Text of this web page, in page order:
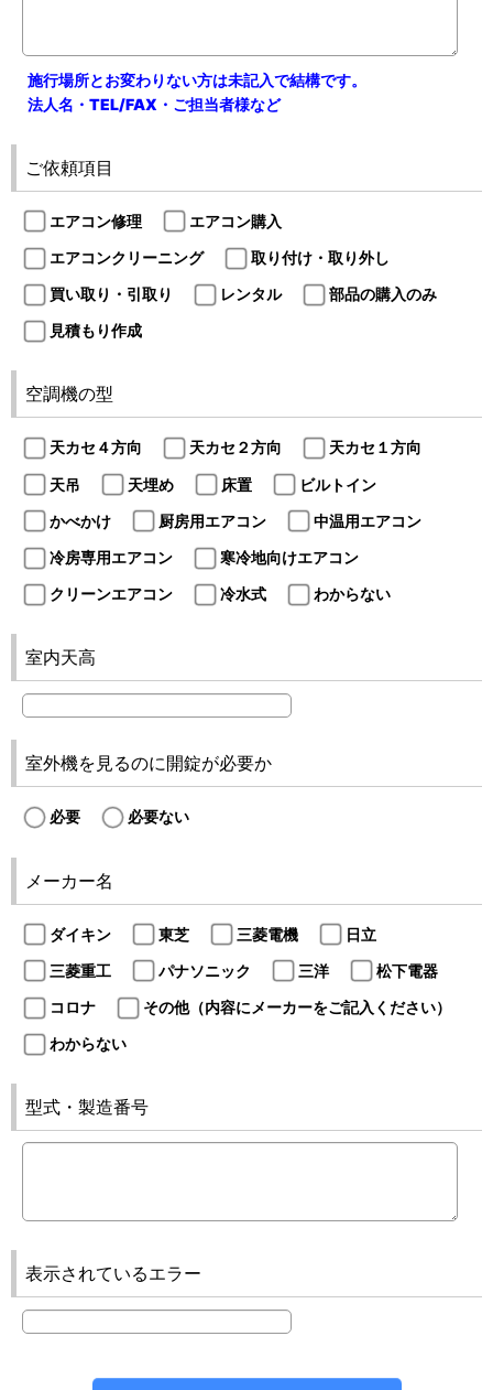
施行場所とお変わりない方は未記入で結構です。
法人名・TEL/FAX・ご担当者様など
ご依頼項目
エアコン修理
エアコン購入
エアコンクリーニング
取り付け・取り外し
買い取り・引取り
レンタル
部品の購入のみ
見積もり作成
空調機の型
天カセ４方向 天カセ２方向
天カセ１方向
天吊
天埋め 床置
ビルトイン
かべかけ
厨房用エアコン
中温用エアコン
冷房専用エアコン
寒冷地向けエアコン
クリーンエアコン
冷水式 わからない
室内天高
室外機を見るのに開錠が必要か
必要 必要ない
メーカー名
ダイキン 東芝 三菱電機
日立
三菱重工
パナソニック 三洋
松下電器
コロナ
その他（内容にメーカーをご記入ください）
わからない
型式・製造番号
表示されているエラー